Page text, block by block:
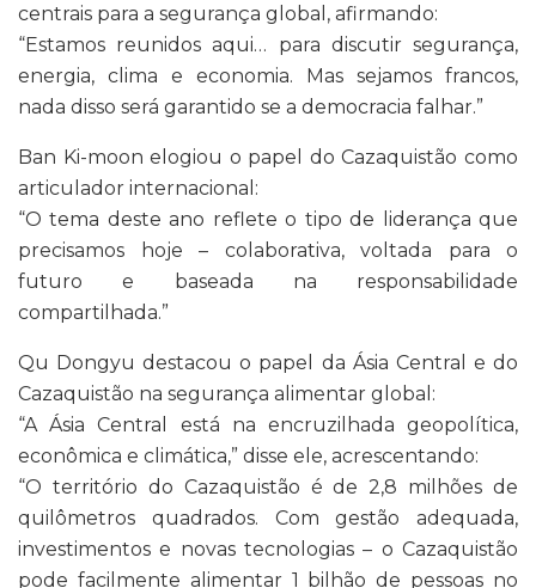
centrais para a segurança global, afirmando:
“Estamos reunidos aqui… para discutir segurança,
energia, clima e economia. Mas sejamos francos,
nada disso será garantido se a democracia falhar.”
Ban Ki-moon elogiou o papel do Cazaquistão como
articulador internacional:
“O tema deste ano reflete o tipo de liderança que
precisamos hoje – colaborativa, voltada para o
futuro e baseada na responsabilidade
compartilhada.”
Qu Dongyu destacou o papel da Ásia Central e do
Cazaquistão na segurança alimentar global:
“A Ásia Central está na encruzilhada geopolítica,
econômica e climática,” disse ele, acrescentando:
“O território do Cazaquistão é de 2,8 milhões de
quilômetros quadrados. Com gestão adequada,
investimentos e novas tecnologias – o Cazaquistão
pode facilmente alimentar 1 bilhão de pessoas no